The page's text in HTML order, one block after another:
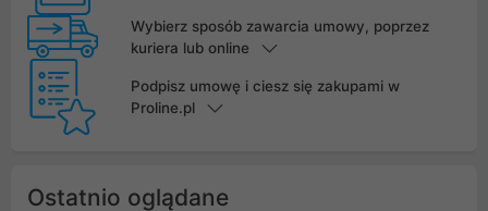
Wybierz sposób zawarcia umowy, poprzez
kuriera lub online
Podpisz umowę i ciesz się zakupami w
Proline.pl
Ostatnio oglądane